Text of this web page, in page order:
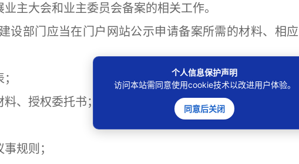
主大会和业主委员会备案的相关工作。
部门应当在门户网站公示申请备案所需的材料、相应
、授权委托书；
规则；
个人信息保护声明
访问本站需同意使用cookie技术以改进用户体验。
同意后关闭